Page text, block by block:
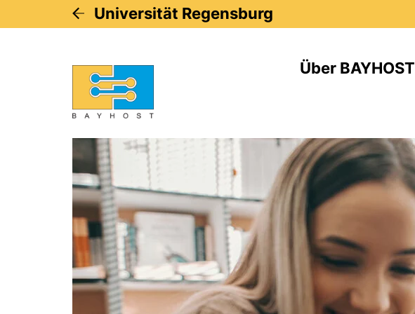
Universität Regensburg
Über BAYHOST